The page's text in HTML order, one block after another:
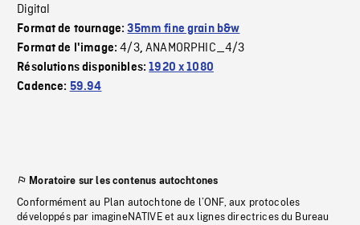
Digital
Format de tournage:35mm fine grain b&w
Format de l'image:4/3,ANAMORPHIC_4/3
Résolutions disponibles:1920 x 1080
Cadence: 59.94
Moratoire sur les contenus autochtones
Conformément au Plan autochtone de l’ONF, aux protocoles
développés par imagineNATIVE et aux lignes directrices du Bureau